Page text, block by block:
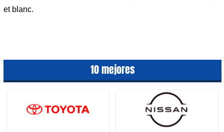
et blanc.
10 mejores